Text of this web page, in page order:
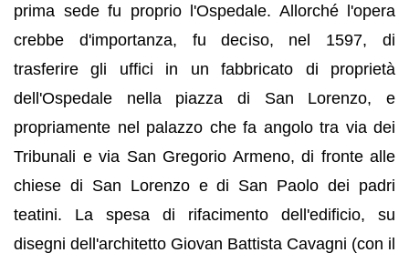
prima sede fu proprio l'Ospedale. Allorché l'opera
crebbe d'importanza, fu deciso, nel 1597, di
trasferire gli uffici in un fabbricato di proprietà
dell'Ospedale nella piazza di San Lorenzo, e
propriamente nel palazzo che fa angolo tra via dei
Tribunali e via San Gregorio Armeno, di fronte alle
chiese di San Lorenzo e di San Paolo dei padri
teatini. La spesa di rifacimento dell'edificio, su
disegni dell'architetto Giovan Battista Cavagni (con il